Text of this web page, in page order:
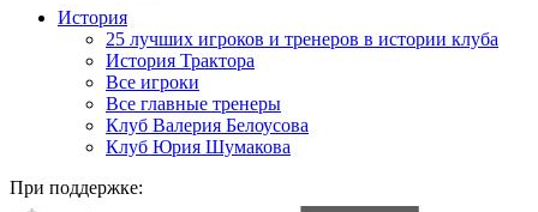
История
25 лучших игроков и тренеров в истории клуба
История Трактора
Все игроки
Все главные тренеры
Клуб Валерия Белоусова
Клуб Юрия Шумакова
При поддержке: